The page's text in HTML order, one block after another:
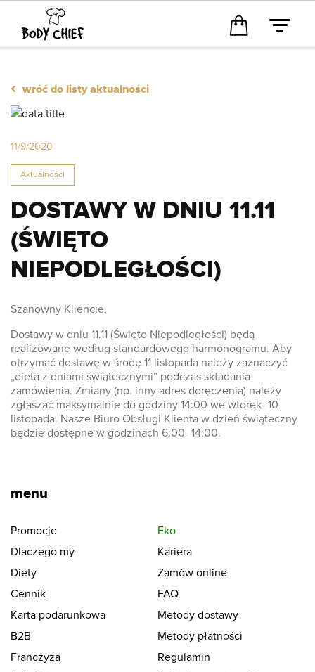
‹ wróć do listy aktualności
11/9/2020
Aktualności
DOSTAWY W DNIU 11.11
(ŚWIĘTO
NIEPODLEGŁOŚCI)
Szanowny Kliencie,
Dostawy w dniu 11.11 (Święto Niepodległości) będą
realizowane według standardowego harmonogramu. Aby
otrzymać dostawę w środę 11 listopada należy zaznaczyć
„dieta z dniami świątecznymi” podczas składania
zamówienia. Zmiany (np. inny adres doręczenia) należy
zgłaszać maksymalnie do godziny 14:00 we wtorek- 10
listopada. Nasze Biuro Obsługi Klienta w dzień świąteczny
będzie dostępne w godzinach 6:00- 14:00.
menu
Promocje
Eko
Dlaczego my
Kariera
Diety
Zamów online
Cennik
FAQ
Karta podarunkowa
Metody dostawy
B2B
Metody płatności
Franczyza
Regulamin